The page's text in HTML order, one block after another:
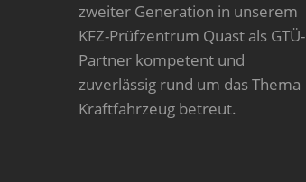
zweiter Generation in unserem
KFZ-Prüfzentrum Quast als GTÜ-
Partner kompetent und
zuverlässig rund um das Thema
Kraftfahrzeug betreut.